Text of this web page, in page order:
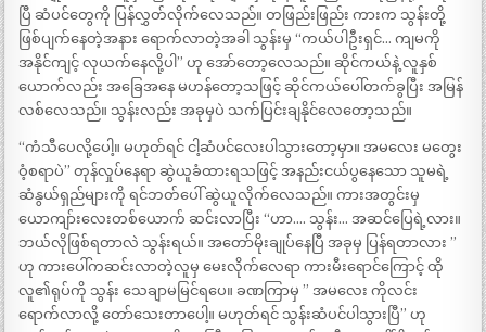
ပြီ ဆံပင်တွေကို ပြန်လွှတ်လိုက်လေသည်။ တဖြည်းဖြည်း ကားက သွန်းတို့
ဖြစ်ပျက်နေတဲ့အနား ရောက်လာတဲ့အခါ သွန်းမှ “ကယ်ပါဦးရှင်… ကျမကို
အနိုင်ကျင့် လုယက်နေလို့ပါ” ဟု အော်တော့လေသည်။ ဆိုင်ကယ်နဲ့ လူနှစ်
ယောက်လည်း အခြေအနေ မဟန်တော့သဖြင့် ဆိုင်ကယ်ပေါ်တက်ခွပြီး အမြန်
လစ်လေသည်။ သွန်းလည်း အခုမှပဲ သက်ပြင်းချနိုင်လေတော့သည်။
“ကံသီပေလို့ပေါ့။ မဟုတ်ရင် ငါ့ဆံပင်လေးပါသွားတော့မှာ။ အမလေး မတွေး
ဝံ့စရာပဲ” တုန်လှုပ်နေရာ ဆွဲယူခံထားရသဖြင့် အနည်းငယ်ပွနေသော သူမရဲ့
ဆံနွယ်ရှည်များကို ရင်ဘတ်ပေါ် ဆွဲယူလိုက်လေသည်။ ကားအတွင်းမှ
ယောကျာ်းလေးတစ်ယောက် ဆင်းလာပြီး “ဟာ…. သွန်း… အဆင်ပြေရဲ့လား။
ဘယ်လိုဖြစ်ရတာလဲ သွန်းရယ်။ အတော်မိုးချုပ်နေပြီ အခုမှ ပြန်ရတာလား ”
ဟု ကားပေါ်ကဆင်းလာတဲ့လူမှ မေးလိုက်လေရာ ကားမီးရောင်ကြောင့် ထို
လူ၏ရုပ်ကို သွန်း သေချာမမြင်ရပေ။ ခဏကြာမှ ” အမလေး ကိုလင်း
ရောက်လာလို့ တော်သေးတာပေါ့။ မဟုတ်ရင် သွန်းဆံပင်ပါသွားပြီ” ဟု